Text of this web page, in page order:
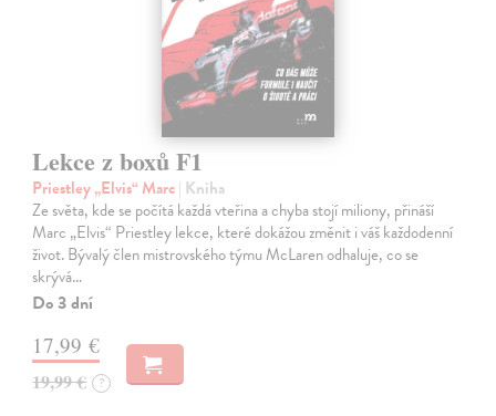
Lekce z boxů F1
Priestley „Elvis“ Marc| Kniha
Ze světa, kde se počítá každá vteřina a chyba stojí miliony, přináší
Marc „Elvis“ Priestley lekce, které dokážou změnit i váš každodenní
život. Bývalý člen mistrovského týmu McLaren odhaluje, co se
skrývá…
Do 3 dní
17,99 €
19,99 € ?